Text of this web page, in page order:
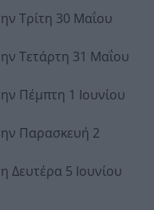
Τρίτη 30 Μαΐου
Τετάρτη 31 Μαΐου
Πέμπτη 1 Ιουνίου
Παρασκευή 2
Δευτέρα 5 Ιουνίου